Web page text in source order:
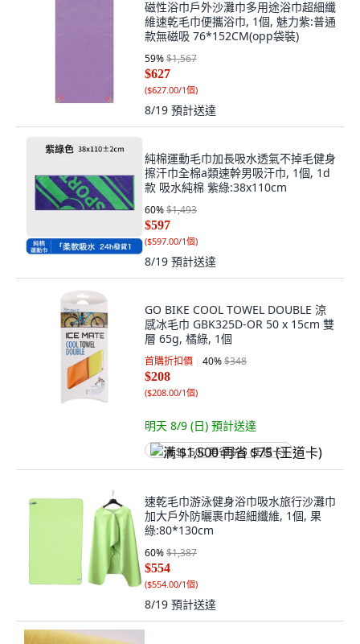
磁性浴巾戶外沙灘巾多用途浴巾超細纖
維速乾毛巾便攜浴巾, 1個, 魅力紫:普通
款無磁吸 76*152CM(opp袋裝)
59%$1,567
$627
($627.00/1個)
8/19 預計送達
純棉運動毛巾加長吸水透氣不掉毛健身
擦汗巾全棉a類速幹男吸汗巾, 1個, 1d
款 吸水純棉 紫綠:38x110cm
60%$1,493
$597
($597.00/1個)
8/19 預計送達
GO BIKE COOL TOWEL DOUBLE 涼
感冰毛巾 GBK325D-OR 50 x 15cm 雙
層 65g, 橘綠, 1個
首購折扣價 40%$348
$208
($208.00/1個)
明天 8/9 (日) 預計送達
满 $1,500 再省 $75 (王道卡)
速乾毛巾游泳健身浴巾吸水旅行沙灘巾
加大戶外防曬裹巾超細纖維, 1個, 果
綠:80*130cm
60%$1,387
$554
($554.00/1個)
8/19 預計送達